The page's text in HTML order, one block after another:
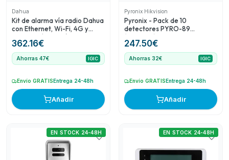
versatilidad.
Dahua
Kit de alarma vía radio Dahua
con Ethernet, Wi-Fi, 4G y
verificación por vídeo
362.16€
Ahorras 47€ IGIC
Envío GRATISEntrega 24-48h
Añadir
Pyronix Hikvision
Pyronix - Pack de 10
detectores PYRO-89
(KX15DT2)
247.50€
Ahorras 32€ IGIC
Envío GRATISEntrega 24-48h
Añadir
EN STOCK 24-48H EN STOCK 24-48H